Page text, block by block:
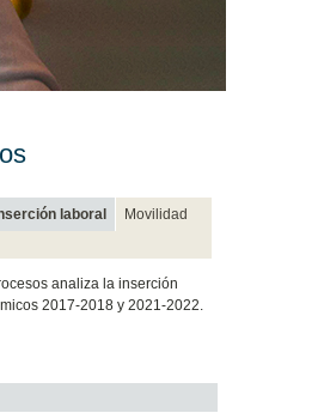
laboral
Movilidad
analiza la inserción
2017-2018 y 2021-2022.